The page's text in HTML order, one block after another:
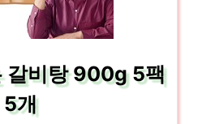
갈비탕 900g 5팩
5개